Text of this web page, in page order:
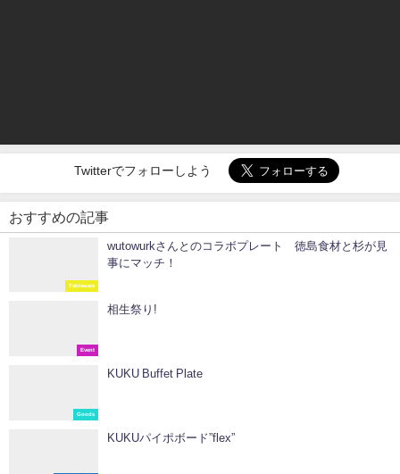
Twitterでフォローしよう
おすすめの記事
Tableware
wutowurkさんとのコラボプレート 徳島食材と杉が見
事にマッチ！
Event
相生祭り!
Goods
KUKU Buffet Plate
KUKUパイポボード”flex”